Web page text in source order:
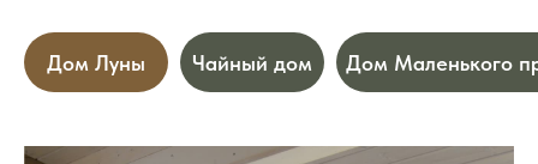
Дом Луны Чайный дом Дом Маленького